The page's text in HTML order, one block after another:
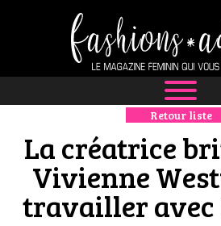
NEWS
MODE
LUXE
Retour liste
La créatrice
Vivienne
travailler